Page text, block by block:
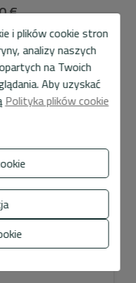
€
3 4
i plików cookie stron
analizy naszych
na Twoich
Aby uzyskać
Polityka plików cookie